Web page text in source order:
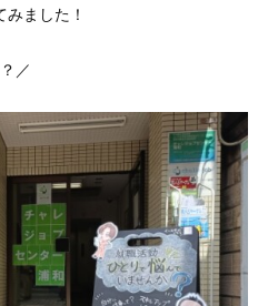
みました！
／